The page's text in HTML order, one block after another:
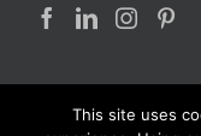
This site uses